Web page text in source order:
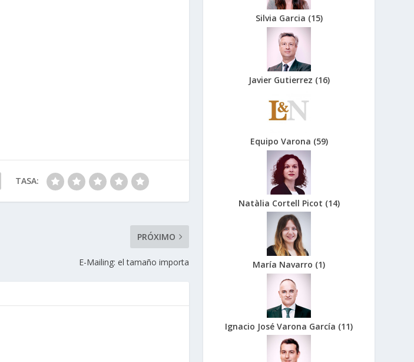
TASA:
PRÓXIMO
E-Mailing: el tamaño importa
Silvia Garcia (15)
Javier Gutierrez (16)
Equipo Varona (59)
Natàlia Cortell Picot (14)
María Navarro (1)
Ignacio José Varona García (11)